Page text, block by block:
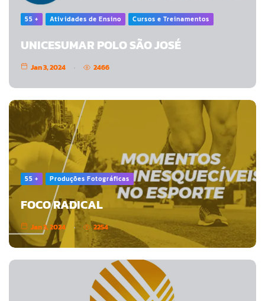
55 + Atividades de Ensino Cursos e Treinamentos
UNICESUMAR POLO SÃO JOSÉ
Jan 3, 2024 2466
55 + Produções Fotográficas
FOCO RADICAL
Jan 3, 2024 2254